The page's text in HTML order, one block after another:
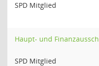
SPD Mitglied
Haupt- und
SPD Mitglied